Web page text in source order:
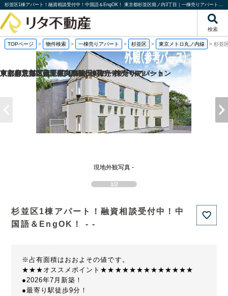
杉並区1棟アパート！融資相談受付中！中国語＆EngOK！ 東京都杉並区堀ノ内3丁目｜一棟売りアパート｜投資物件や収益物件｜株式会社リタ不動産
検索
TOPページ > 物件検索 > 一棟売りアパート > 杉並区 > 東京メトロ丸ノ内線 > 杉並
1/2
現地外観写真 -
杉並区1棟アパート！融資相談受付中！中
国語＆EngOK！ - -
※占有面積はおおよその値です。
★★★オススメポイント★★★★★★★★★★★★★
●2026年7月新築！
●最寄り駅徒歩9分！
京都府京都市伏見区向島津田町の一棟売りマンション
京都府京都市南区東九条松田町の一棟売りアパート
東京都足立区足立4丁目の一棟売りアパート
東京都荒川区南千住6丁目の一棟売りアパート